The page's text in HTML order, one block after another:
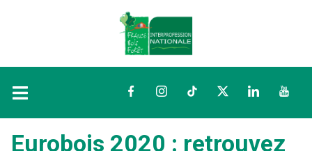
FacebookInstagramTikTokTwitterLinkedIn
Eurobois 2020 : retrouvez